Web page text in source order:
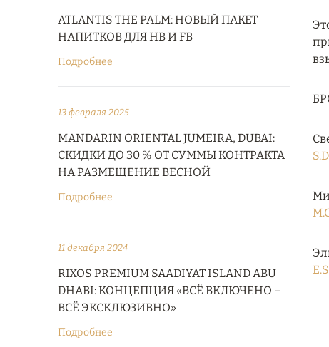
ATLANTIS THE PALM: НОВЫЙ ПАКЕТ
НАПИТКОВ ДЛЯ HB И FB
Подробнее
13 февраля 2025
MANDARIN ORIENTAL JUMEIRA, DUBAI:
СКИДКИ ДО 30 % ОТ СУММЫ КОНТРАКТА
НА РАЗМЕЩЕНИЕ ВЕСНОЙ
Подробнее
11 декабря 2024
RIXOS PREMIUM SAADIYAT ISLAND ABU
DHABI: КОНЦЕПЦИЯ «ВСЁ ВКЛЮЧЕНО –
ВСЁ ЭКСКЛЮЗИВНО»
Подробнее